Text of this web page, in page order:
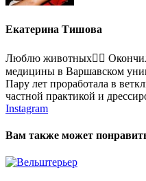
Екатерина Тишова
Люблю животных🐕‍🦺
медицины в Варшавском
Пару лет проработала в
частной практикой и
Instagram
Вам также может